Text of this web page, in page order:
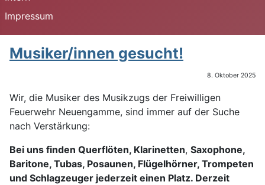
Impressum
Musiker/innen gesucht!
8. Oktober 2025
Wir, die Musiker des Musikzugs der Freiwilligen
Feuerwehr Neuengamme, sind immer auf der Suche
nach Verstärkung:
Bei uns finden Querflöten, Klarinetten, Saxophone,
Baritone, Tubas, Posaunen, Flügelhörner, Trompeten
und Schlagzeuger jederzeit einen Platz. Derzeit